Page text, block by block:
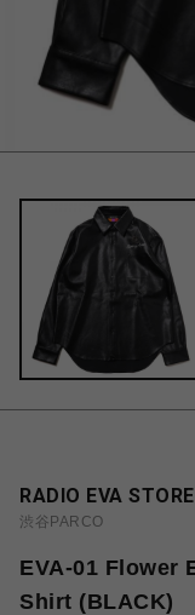
RADIO EVA STORE
渋谷PARCO
EVA-01 Flower
Shirt (BLACK)